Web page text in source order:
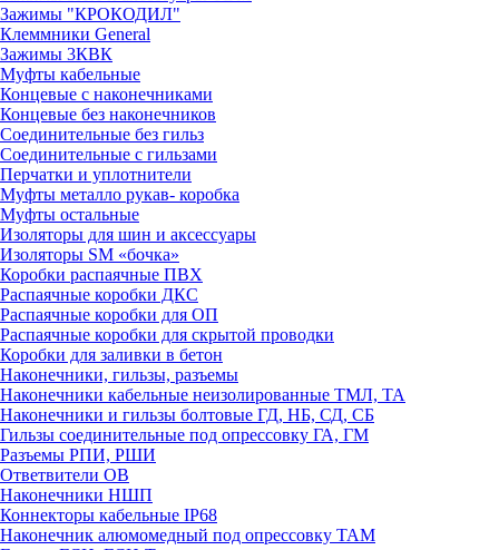
Зажимы "КРОКОДИЛ"
Клеммники General
Зажимы 3КВК
Муфты кабельные
Концевые с наконечниками
Концевые без наконечников
Соединительные без гильз
Соединительные с гильзами
Перчатки и уплотнители
Муфты металло рукав- коробка
Муфты остальные
Изоляторы для шин и аксессуары
Изоляторы SM «бочка»
Коробки распаячные ПВХ
Распаячные коробки ДКС
Распаячные коробки для ОП
Распаячные коробки для скрытой проводки
Коробки для заливки в бетон
Наконечники, гильзы, разъемы
Наконечники кабельные неизолированные ТМЛ, ТА
Наконечники и гильзы болтовые ГД, НБ, СД, СБ
Гильзы соединительные под опрессовку ГА, ГМ
Разъемы РПИ, РШИ
Ответвители ОВ
Наконечники НШП
Коннекторы кабельные IP68
Наконечник алюмомедный под опрессовку ТАМ